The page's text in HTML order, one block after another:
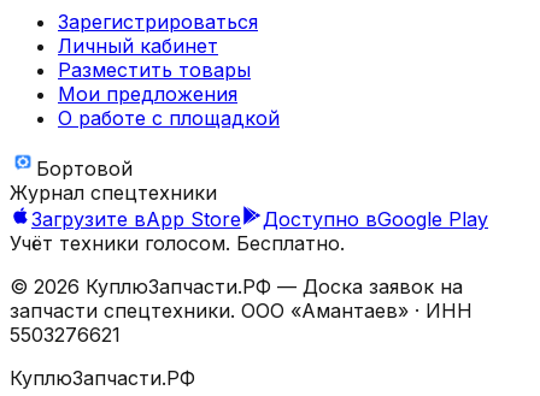
Зарегистрироваться
Личный кабинет
Разместить товары
Мои предложения
О работе с площадкой
Бортовой
Журнал спецтехники
Загрузите вApp Store Доступно вGoogle Play
Учёт техники голосом. Бесплатно.
© 2026 КуплюЗапчасти.РФ — Доска заявок на
запчасти спецтехники. ООО «Амантаев» · ИНН
5503276621
КуплюЗапчасти.РФ